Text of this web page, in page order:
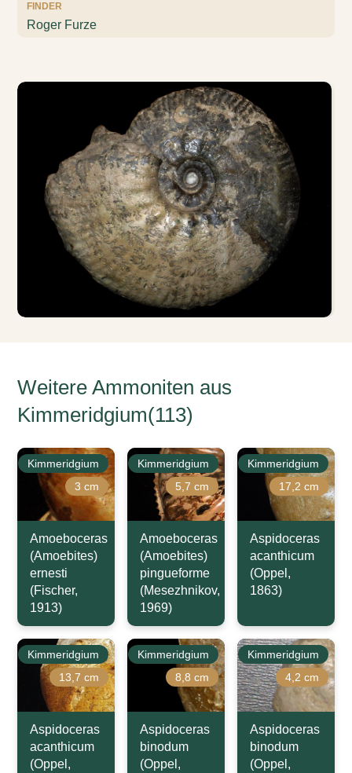
FINDER
Roger Furze
Weitere Ammoniten aus
Kimmeridgium(113)
Kimmeridgium
3 cm
Amoeboceras
(Amoebites)
ernesti
(Fischer,
1913)
Kimmeridgium
5,7 cm
Amoeboceras
(Amoebites)
pingueforme
(Mesezhnikov,
1969)
Kimmeridgium
17,2 cm
Aspidoceras
acanthicum
(Oppel,
1863)
Kimmeridgium
13,7 cm
Aspidoceras
acanthicum
(Oppel,
Kimmeridgium
8,8 cm
Aspidoceras
binodum
(Oppel,
Kimmeridgium
4,2 cm
Aspidoceras
binodum
(Oppel,